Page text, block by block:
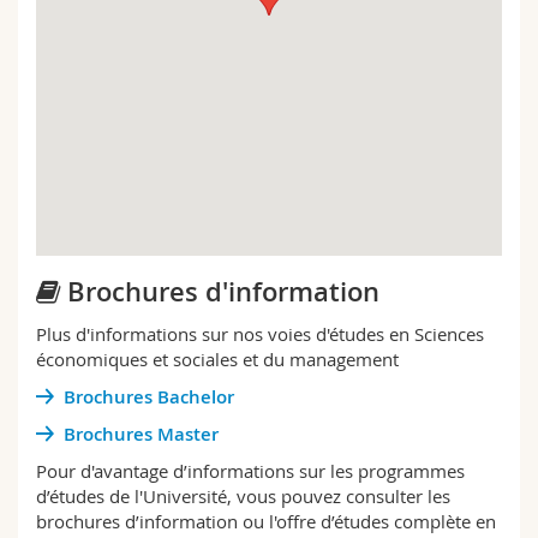
Faculté
Mensa Pérolles
13h00–14h00
Management - Cours "Quelques éléments sur
l’entreprenariat"
A120
14h00–15h00
Économie politique - Cours "La compétitivité des
Point de rencontre devant A140
11h45–12h50
Repas en compagnie des assistant·e·s de la
Faculté
Mensa Pérolles
13h00–15h00
Session d’interaction et d’information. Les
Brochures d'information
Plus d'informations sur nos voies d'études en Sciences
économiques et sociales et du management
Brochures Bachelor
Brochures Master
Pour d'avantage d’informations sur les programmes
d’études de l'Université, vous pouvez consulter les
brochures d’information ou l'offre d’études complète en